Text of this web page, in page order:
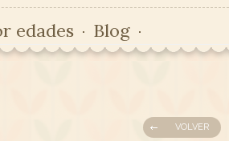
edades
Blog
VOLVER